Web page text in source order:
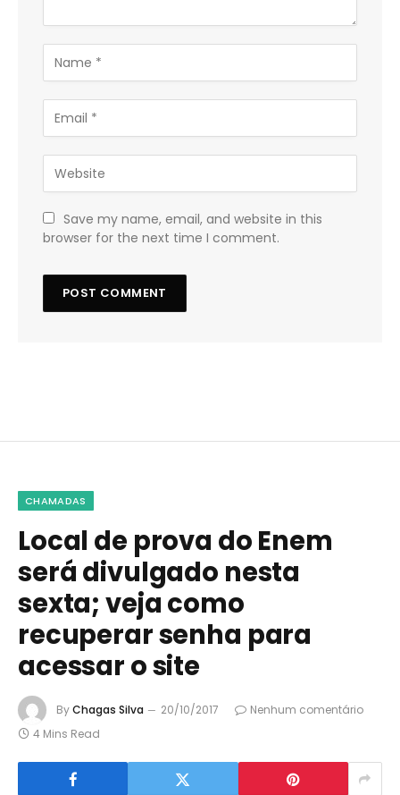
Save my name, email, and website in this
browser for the next time I comment.
CHAMADAS
Local de prova do Enem
será divulgado nesta
sexta; veja como
recuperar senha para
acessar o site
ByChagas Silva 20/10/2017
Nenhum comentário
4 Mins Read